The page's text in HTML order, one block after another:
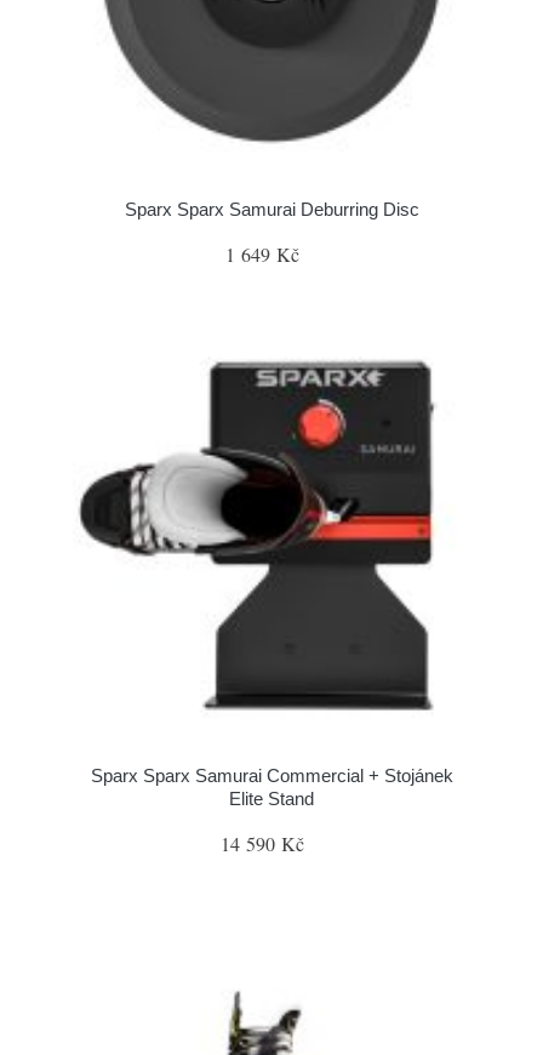
Sparx Sparx Samurai Deburring Disc
1 649 Kč
Sparx Sparx Samurai Commercial + Stojánek
Elite Stand
14 590 Kč